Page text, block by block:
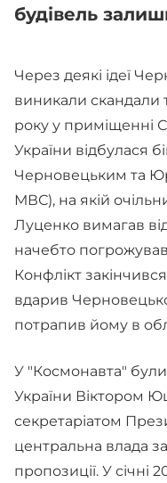
будівель
Через деякі ідеї
виникали скандали
року у приміщенні
України відбулася
Черновецьким та
МВС), на якій
Луценко вимагав
начебто
Конфлікт
вдарив
потрапив йому в
У "Космонавта"
України Віктором
секретаріатом
центральна влада
пропозиції. У січні